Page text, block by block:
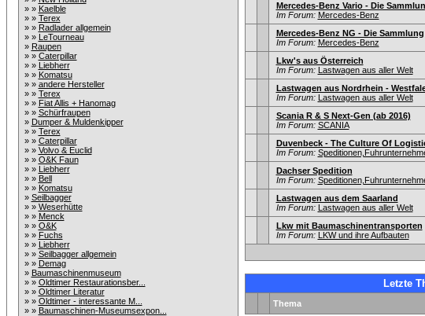
» » Kaelble
» » Terex
» » Radlader allgemein
» » LeTourneau
» Raupen
» » Caterpillar
» » Liebherr
» » Komatsu
» » andere Hersteller
» » Terex
» » Fiat Allis + Hanomag
» » Schürfraupen
» Dumper & Muldenkipper
» » Terex
» » Caterpillar
» » Volvo & Euclid
» » O&K Faun
» » Liebherr
» » Bell
» » Komatsu
» Seilbagger
» » Weserhütte
» » Menck
» » O&K
» » Fuchs
» » Liebherr
» » Seilbagger allgemein
» » Demag
» Baumaschinenmuseum
» » Oldtimer Restaurationsber...
» » Oldtimer Literatur
» » Oldtimer - interessante M...
» » Baumaschinen-Museumsexpon...
Mercedes-Benz Vario - Die
Im Forum: Mercedes-Benz
Mercedes-Benz NG - Die Sammlung
Im Forum: Mercedes-Benz
Lkw's aus Österreich
Im Forum: Lastwagen aus aller Welt
Lastwagen aus Nordrhein -
Im Forum: Lastwagen aus aller Welt
Scania R & S Next-Gen (ab 2016)
Im Forum: SCANIA
Duvenbeck - The Culture Of
Im Forum:
Dachser Spedition
Im Forum:
Lastwagen aus dem Saarland
Im Forum: Lastwagen aus aller Welt
Lkw mit Baumaschinentransporten
Im Forum: LKW und ihre Aufbauten
Letzte
Thema